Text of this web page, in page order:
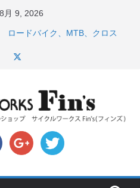
月 9, 2026
て ＆ クロスバイクのカスタ
ロードバイク、MTB、クロス
・１０ 現在）
７年モデル スコット入荷。
会とオフ会開催！！ ＆
３０〜４０％OFF セール
ロードバイク、MTB、クロス
・１７ 現在）